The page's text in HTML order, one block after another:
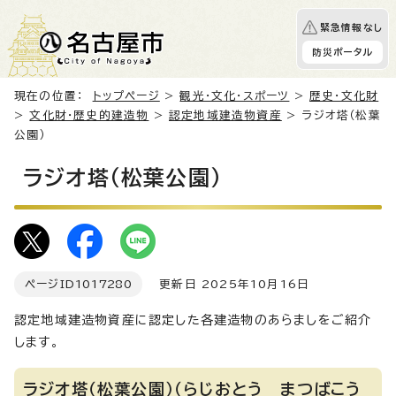
緊急情報なし
防災ポータル
現在の位置： トップページ >観光・文化・スポーツ >歴史・文化財
>文化財・歴史的建造物 >認定地域建造物資産
> ラジオ塔（松葉
公園）
ラジオ塔（松葉公園）
ページID 1017280 更新日 2025年10月16日
認定地域建造物資産に認定した各建造物のあらましをご紹介
します。
ラジオ塔（松葉公園）（らじおとう まつばこう